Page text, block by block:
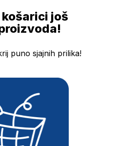
još
puno sjajnih prilika!